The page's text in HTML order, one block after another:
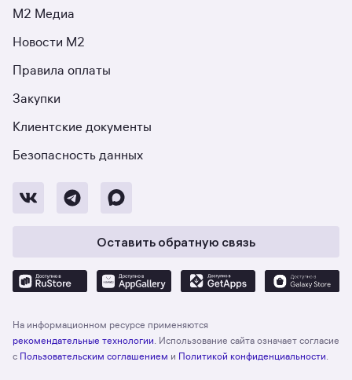
М2 Медиа
Новости М2
Правила оплаты
Закупки
Клиентские документы
Безопасность данных
Оставить обратную связь
На информационном ресурсе применяются
рекомендательные технологии . Использование сайта означает согласие
с Пользовательским соглашением и Политикой конфиденциальности